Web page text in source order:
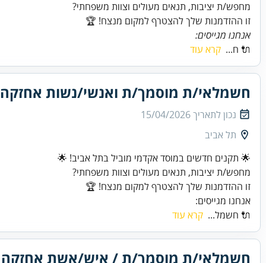
זו ההזדמנות שלך להצטרף למקום מנצח! 🏆
אנחנו מגייסים:
🔌 ח... קרא עוד
חשמלאי/ת מוסמך/ת ואנשי/נשות אחזקה
נכון לתאריך15/04/2026
תל אביב
זו ההזדמנות שלך להצטרף למקום מנצח! 🏆
אנחנו מגייסים:
🔌 חשמל... קרא עוד
חשמלאי/ת מוסמך/ת / איש/אשת אחזקה